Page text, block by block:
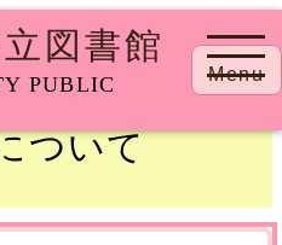
図書館
PUBLIC
Menu
について
ついて